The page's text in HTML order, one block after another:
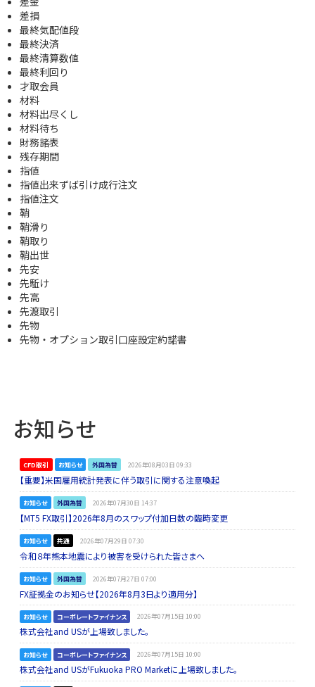
差損
最終気配値段
最終決済
最終清算数値
最終利回り
才取会員
材料
材料出尽くし
材料待ち
財務諸表
残存期間
指値
指値出来ずば引け成行注文
指値注文
鞘
鞘滑り
鞘取り
鞘出世
先安
先駈け
先高
先渡取引
先物
先物・オプション取引口座設定約諾書
お知らせ
CFD取引 お知らせ 外国為替 2026年08月03日 09:33
【重要】米国雇用統計発表に伴う取引に関する注意喚起
お知らせ 外国為替 2026年07月30日 14:37
【MT5 FX取引】2026年8月のスワップ付加日数の臨時変更
お知らせ 共通 2026年07月29日 07:30
令和８年熊本地震により被害を受けられた皆さまへ
お知らせ 外国為替 2026年07月27日 07:00
FX証拠金のお知らせ【2026年8月3日より適用分】
お知らせ コーポレートファイナンス 2026年07月15日 10:00
株式会社and USが上場致しました。
お知らせ コーポレートファイナンス 2026年07月15日 10:00
株式会社and USがFukuoka PRO Marketに上場致しました。